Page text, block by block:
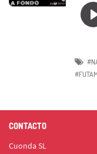
CONTACTO
Cuonda SL